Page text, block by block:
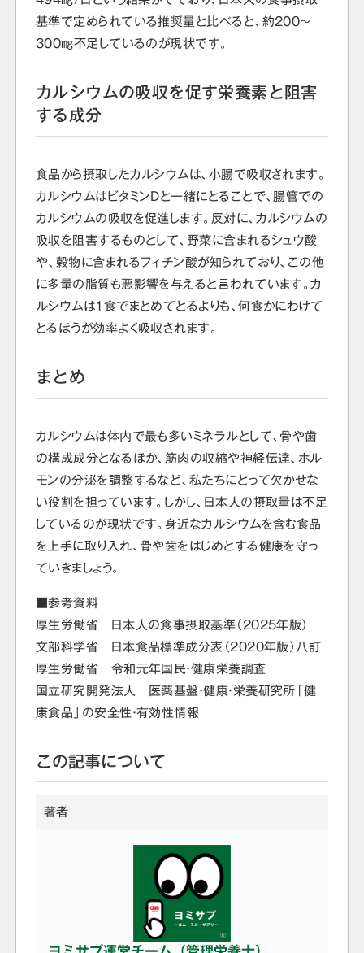
基準で定められている推奨量と比べると、約200～
300㎎不足しているのが現状です。
カルシウムの吸収を促す栄養素と阻害
する成分
食品から摂取したカルシウムは、小腸で吸収されます。
カルシウムはビタミンDと一緒にとることで、腸管での
カルシウムの吸収を促進します。反対に、カルシウムの
吸収を阻害するものとして、野菜に含まれるシュウ酸
や、穀物に含まれるフィチン酸が知られており、この他
に多量の脂質も悪影響を与えると言われています。カ
ルシウムは1食でまとめてとるよりも、何食かにわけて
とるほうが効率よく吸収されます。
まとめ
カルシウムは体内で最も多いミネラルとして、骨や歯
の構成成分となるほか、筋肉の収縮や神経伝達、ホル
モンの分泌を調整するなど、私たちにとって欠かせな
い役割を担っています。しかし、日本人の摂取量は不足
しているのが現状です。身近なカルシウムを含む食品
を上手に取り入れ、骨や歯をはじめとする健康を守っ
ていきましょう。
■参考資料
厚生労働省 日本人の食事摂取基準（2025年版）
文部科学省 日本食品標準成分表（2020年版）八訂
厚生労働省 令和元年国民・健康栄養調査
国立研究開発法人 医薬基盤・健康・栄養研究所「健
康食品」の安全性・有効性情報
この記事について
著者